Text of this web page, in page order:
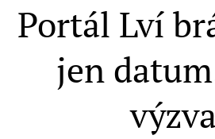
Portál Lví
jen